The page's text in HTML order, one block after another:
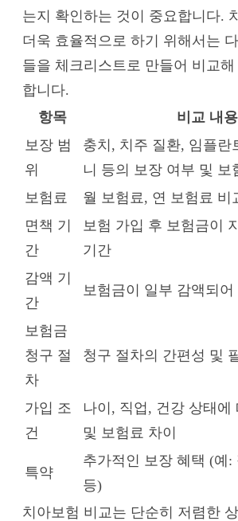
는지 확인하는 것이 중요합니다.
더욱 효율적으로 하기 위해서는
들을 체크리스트로 만들어 비교
합니다.
항목
비교 내용
보장 범
위
충치, 치주 질환, 임플란
니 등의 보장 여부 및 보
보험료
월 보험료, 연 보험료 비
면책 기
간
보험 가입 후 보험금이
기간
감액 기
간
보험금이 일부 감액되
보험금
청구 절
차
청구 절차의 간편성 및
가입 조
건
나이, 직업, 건강 상태에
및 보험료 차이
특약
추가적인 보장 혜택 (예:
등)
치아보험 비교는 단순히 저렴한